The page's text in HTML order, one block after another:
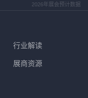
2026年展会预计数据
行业解读
展商资源